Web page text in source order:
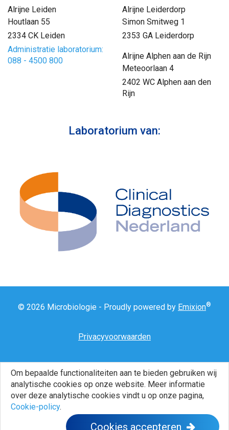
Alrijne Leiden
Houtlaan 55
2334 CK Leiden
Administratie laboratorium:
088 - 4500 800
Alrijne Leiderdorp
Simon Smitweg 1
2353 GA Leiderdorp
Alrijne Alphen aan de Rijn
Meteoorlaan 4
2402 WC Alphen aan den
Rijn
Laboratorium van:
© 2026 Microbiologie - Proudly powered by Emixion®
Privacyvoorwaarden
Disclaimer
Om bepaalde functionaliteiten aan te bieden gebruiken wij
analytische cookies op onze website. Meer informatie
over deze analytische cookies vindt u op onze pagina,
Cookie-policy.
Cookies accepteren